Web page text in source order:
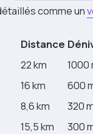
comme un
Distance
22 km
1000
16 km
600
8,6 km
320
15,5 km
300